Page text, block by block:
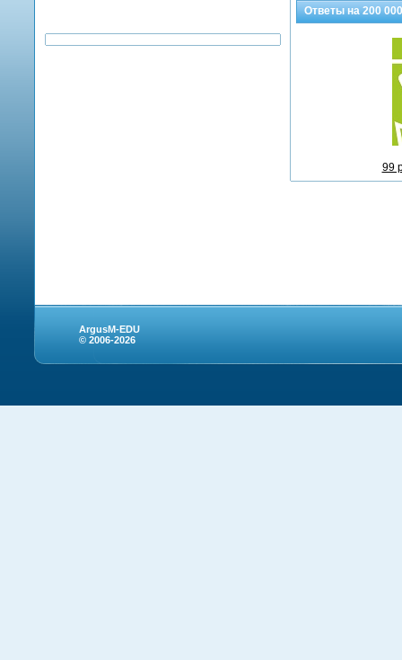
Ответы на200 000
99
ArgusM-EDU
© 2006-2026